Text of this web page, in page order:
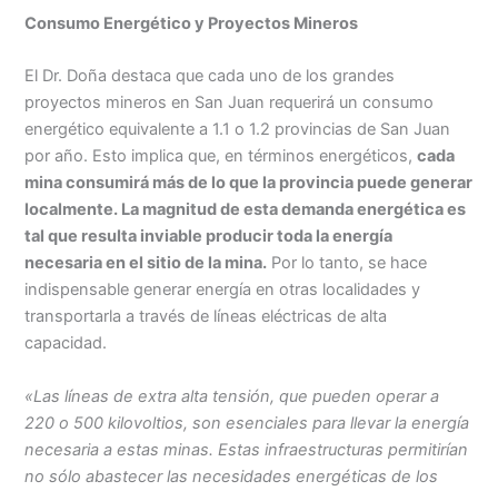
Consumo Energético y Proyectos Mineros
El Dr. Doña destaca que cada uno de los grandes
proyectos mineros en San Juan requerirá un consumo
energético equivalente a 1.1 o 1.2 provincias de San Juan
por año. Esto implica que, en términos energéticos,cada
mina consumirá más de lo que la provincia puede generar
localmente. La magnitud de esta demanda energética es
tal que resulta inviable producir toda la energía
necesaria en el sitio de la mina. Por lo tanto, se hace
indispensable generar energía en otras localidades y
transportarla a través de líneas eléctricas de alta
capacidad.
«Las líneas de extra alta tensión, que pueden operar a
220 o 500 kilovoltios, son esenciales para llevar la energía
necesaria a estas minas. Estas infraestructuras permitirían
no sólo abastecer las necesidades energéticas de los